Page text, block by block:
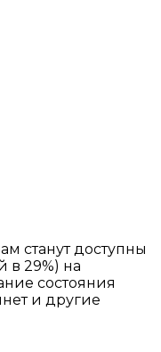
станут доступны
в 29%) на
состояния
и другие